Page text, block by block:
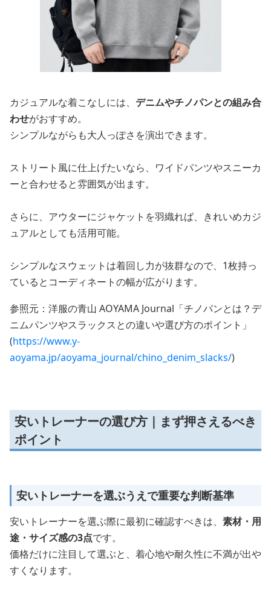
カジュアルな着こなしには、 デニムやチノパンとの組み合
わせがおすすめ。
シンプルながらも大人っぽさを演出できます。
ストリート風に仕上げたいなら、ワイドパンツやスニーカ
ーと合わせると雰囲気が出ます。
さらに、アウターにジャケットを羽織れば、きれいめカジ
ュアルとしても活用可能。
シンプルなスウェットは着回し力が抜群なので、1枚持っ
ているとコーディネートの幅が広がります。
参照元：洋服の青山 AOYAMA Journal「チノパンとは？デ
ニムパンツやスラックスとの違いや選び方のポイント」
(https://www.y-
aoyama.jp/aoyama_journal/chino_denim_slacks/)
安いトレーナーの選び方｜まず押さえるべき
ポイント
安いトレーナーを選ぶうえで重要な判断基準
安いトレーナーを選ぶ際に最初に確認すべきは、 素材・用
途・サイズ感の3点です。
価格だけに注目して選ぶと、着心地や耐久性に不満が出や
すくなります。